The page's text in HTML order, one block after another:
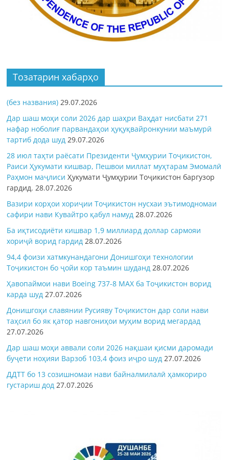
Тозатарин хабарҳо
(без названия) 29.07.2026
Дар шаш моҳи соли 2026 дар шаҳри Ваҳдат нисбати 271
нафар ноболиғ парвандаҳои ҳуқуқвайронкунии маъмурӣ
тартиб дода шуд 29.07.2026
28 июл таҳти раёсати Президенти Ҷумҳурии Тоҷикистон,
Раиси Ҳукумати кишвар, Пешвои миллат муҳтарам Эмомалӣ
Раҳмон маҷлисиҲукумати Ҷумҳурии Тоҷикистон баргузор
гардид.28.07.2026
Вазири корҳои хориҷии Тоҷикистон нусхаи эътимодномаи
сафири нави Кувайтро қабул намуд 28.07.2026
Ба иқтисодиёти кишвар 1,9 миллиард доллар сармояи
хориҷӣ ворид гардид 28.07.2026
94,4 фоизи хатмкунандагони Донишгоҳи технологии
Тоҷикистон бо ҷойи кор таъмин шуданд 28.07.2026
Ҳавопаймои нави Boeing 737-8 MAX ба Тоҷикистон ворид
карда шуд 27.07.2026
Донишгоҳи славянии Русияву Тоҷикистон дар соли нави
таҳсил бо як қатор навгониҳои муҳим ворид мегардад
27.07.2026
Дар шаш моҳи аввали соли 2026 нақшаи қисми даромади
буҷети ноҳияи Варзоб 103,4 фоиз иҷро шуд 27.07.2026
ДДТТ бо 13 созишномаи нави байналмилалӣ ҳамкориро
густариш дод 27.07.2026